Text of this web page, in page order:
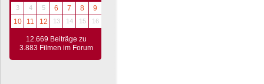
3
4 5 6 7 8
9
10
11 12 13 14 15 16
12.669 Beiträge zu
3.883 Filmen im Forum